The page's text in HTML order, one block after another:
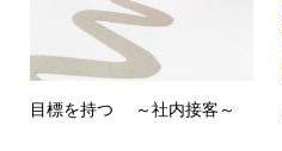
目標を持つ ～社内接客～